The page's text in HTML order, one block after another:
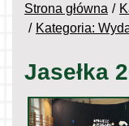
Strona główna
Kategoria:
Jasełka